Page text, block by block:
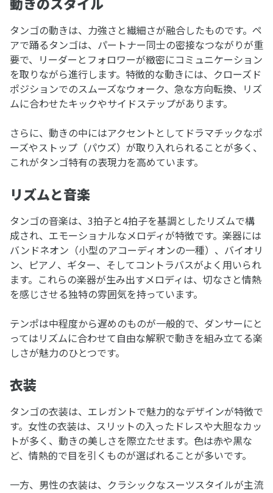
タンゴの動きは、力強さと繊細さが融合したものです。ペ
アで踊るタンゴは、パートナー同士の密接なつながりが重
要で、リーダーとフォロワーが緻密にコミュニケーション
を取りながら進行します。特徴的な動きには、クローズド
ポジションでのスムーズなウォーク、急な方向転換、リズ
ムに合わせたキックやサイドステップがあります。
さらに、動きの中にはアクセントとしてドラマチックなポ
ーズやストップ（パウズ）が取り入れられることが多く、
これがタンゴ特有の表現力を高めています。
リズムと音楽
タンゴの音楽は、3拍子と4拍子を基調としたリズムで構
成され、エモーショナルなメロディが特徴です。楽器には
バンドネオン（小型のアコーディオンの一種）、バイオリ
ン、ピアノ、ギター、そしてコントラバスがよく用いられ
ます。これらの楽器が生み出すメロディは、切なさと情熱
を感じさせる独特の雰囲気を持っています。
テンポは中程度から遅めのものが一般的で、ダンサーにと
ってはリズムに合わせて自由な解釈で動きを組み立てる楽
しさが魅力のひとつです。
衣装
タンゴの衣装は、エレガントで魅力的なデザインが特徴で
す。女性の衣装は、スリットの入ったドレスや大胆なカッ
トが多く、動きの美しさを際立たせます。色は赤や黒な
ど、情熱的で目を引くものが選ばれることが多いです。
一方、男性の衣装は、クラシックなスーツスタイルが主流